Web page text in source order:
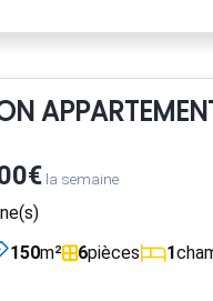
la semaine
150m² 6pièces 1